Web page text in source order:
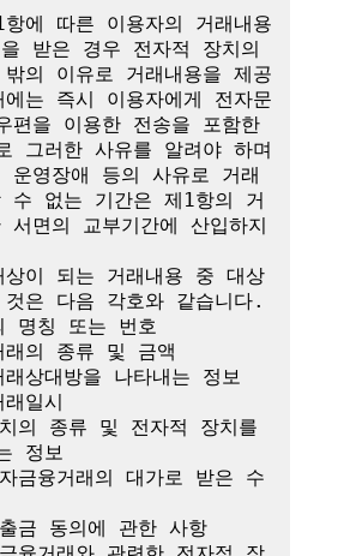
에 따른 이용자의 거래내용
받은 경우 전자적 장치의
의 이유로 거래내용을 제공
는 즉시 이용자에게 전자문
편을 이용한 전송을 포함한
그러한 사유를 알려야 하며
운영장애 등의 사유로 거래
수 없는 기간은 제1항의 거
서면의 교부기간에 산입하지
이 되는 거래내용 중 대상
은 다음 각호와 같습니다.
명칭 또는 번호
의 종류 및 금액
상대방을 나타내는 정보
일시
의 종류 및 전자적 장치를
정보
금융거래의 대가로 받은 수
금 동의에 관한 사항